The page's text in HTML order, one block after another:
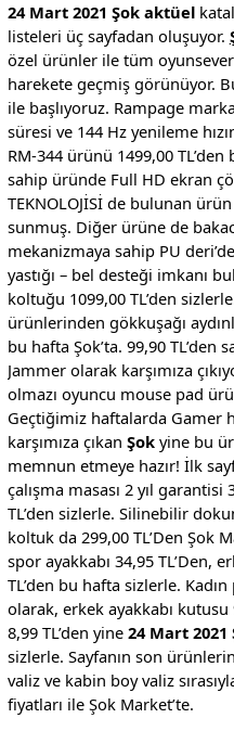
24 Mart 2021 Şok aktüel
listeleri üç sayfadan oluşuyor.
özel ürünler ile tüm
harekete geçmiş görünüyor.
ile başlıyoruz. Rampage
süresi ve 144 Hz yenileme
RM-344 ürünü 1499,00
sahip üründe Full HD ekran
TEKNOLOJİSİ de bulunan
sunmuş. Diğer ürüne de
mekanizmaya sahip PU
yastığı – bel desteği imkanı
koltuğu 1099,00 TL’den
ürünlerinden gökkuşağı
bu hafta Şok’ta. 99,90 TL’den
Jammer olarak karşımıza
olmazı oyuncu mouse pad
Geçtiğimiz haftalarda Gamer
karşımıza çıkan Şokyine bu
memnun etmeye hazır! İlk
çalışma masası 2 yıl
TL’den sizlerle. Silinebilir
koltuk da 299,00 TL’Den Şok
spor ayakkabı 34,95 TL’Den,
TL’den bu hafta sizlerle.
olarak, erkek ayakkabı kutusu
8,99 TL’den yine24 Mart 2021
sizlerle. Sayfanın son
valiz ve kabin boy valiz
fiyatları ile Şok Market’te.